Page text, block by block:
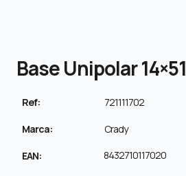
Base Unipolar 14×51
Ref: 721111702
Marca: Crady
EAN: 8432710117020